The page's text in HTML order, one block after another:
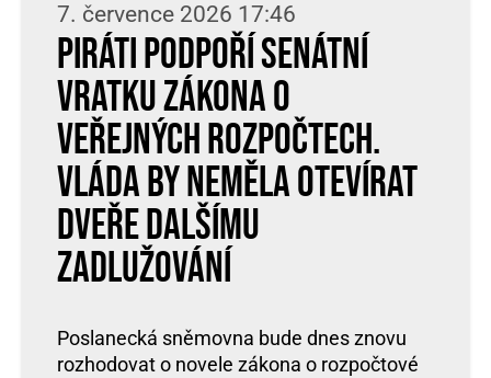
7. července 2026 17:46
Piráti podpoří senátní
vratku zákona o
veřejných rozpočtech.
Vláda by neměla otevírat
dveře dalšímu
zadlužování
Poslanecká sněmovna bude dnes znovu
rozhodovat o novele zákona o rozpočtové